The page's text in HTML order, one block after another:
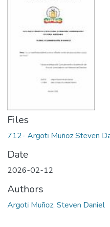
Files
712- Argoti Muñoz Steven
Date
2026-02-12
Authors
Argoti Muñoz, Steven Daniel